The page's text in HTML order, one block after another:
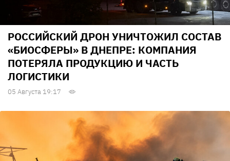
РОССИЙСКИЙ ДРОН УНИЧТОЖИЛ СОСТАВ
«БИОСФЕРЫ» В ДНЕПРЕ: КОМПАНИЯ
ПОТЕРЯЛА ПРОДУКЦИЮ И ЧАСТЬ
ЛОГИСТИКИ
05 Августа 19:17